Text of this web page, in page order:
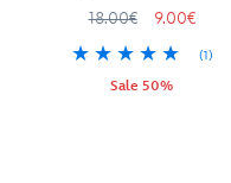
18.00€
9.00€
(1)
Sale 50%